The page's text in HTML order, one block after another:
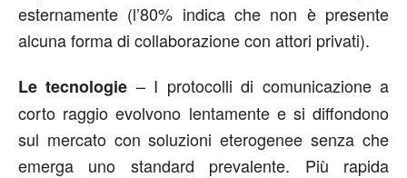
esternamente (l’80% indica che non è presente
alcuna forma di collaborazione con attori privati).
Le tecnologie – I protocolli di comunicazione a
corto raggio evolvono lentamente e si diffondono
sul mercato con soluzioni eterogenee senza che
emerga uno standard prevalente. Più rapida